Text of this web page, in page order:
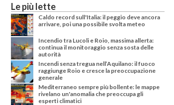
Le più lette
Caldo record sull'Italia: il peggio deve ancora
arrivare, poi una possibile svolta meteo
Incendio tra Lucoli e Roio, massima allerta:
continua il monitoraggio senza sosta delle
autorità
Incendi senza tregua nell’Aquilano: il fuoco
raggiunge Roio e cresce la preoccupazione
generale
Mediterraneo sempre più bollente: le mappe
rivelano un'anomalia che preoccupa gli
esperti climatici